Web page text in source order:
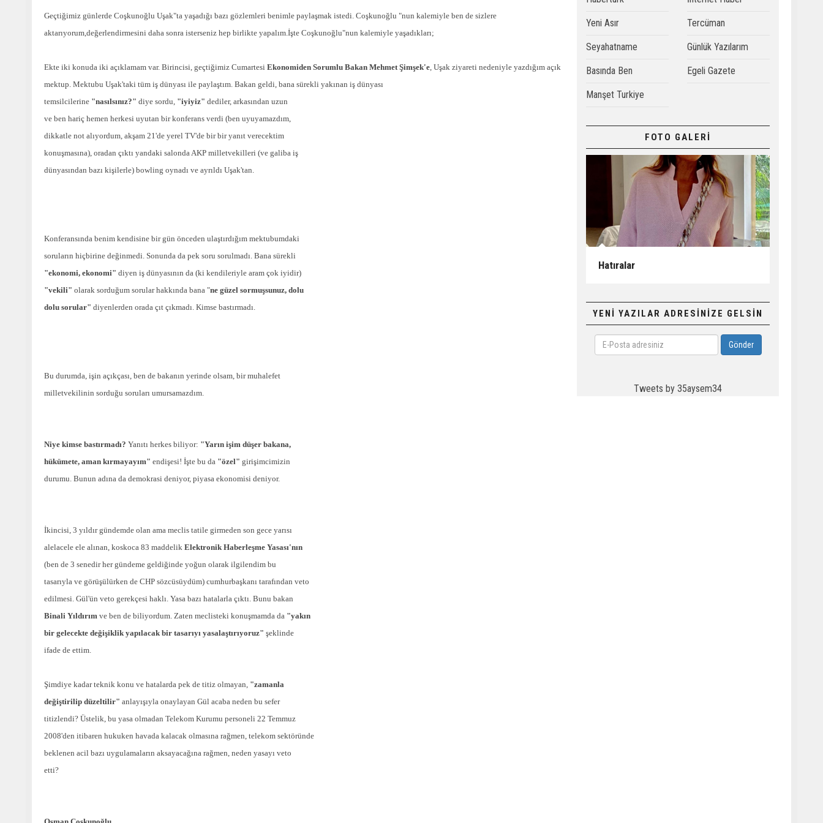
Geçtiğimiz günlerde Coşkunoğlu Uşak"ta yaşadığı bazı gözlemleri benimle paylaşmak istedi. Coşkunoğlu "nun kalemiyle ben de sizlere
aktarıyorum,değerlendirmesini daha sonra isterseniz hep birlikte yapalım.İşte Coşkunoğlu"nun kalemiyle yaşadıkları;
Ekte iki konuda iki açıklamam var. Birincisi, geçtiğimiz Cumartesi Ekonomiden Sorumlu Bakan Mehmet Şimşek'e, Uşak ziyareti nedeniyle yazdığım açık
mektup. Mektubu Uşak'taki tüm iş dünyası ile paylaştım. Bakan geldi, bana sürekli yakınan iş dünyası
temsilcilerine "nasılsınız?" diye sordu, "iyiyiz" dediler, arkasından uzun
ve ben hariç hemen herkesi uyutan bir konferans verdi (ben uyuyamazdım,
dikkatle not alıyordum, akşam 21'de yerel TV'de bir bir yanıt verecektim
konuşmasına), oradan çıktı yandaki salonda AKP milletvekilleri (ve galiba iş
dünyasından bazı kişilerle) bowling oynadı ve ayrıldı Uşak'tan.
Konferansında benim kendisine bir gün önceden ulaştırdığım mektubumdaki
soruların hiçbirine değinmedi. Sonunda da pek soru sorulmadı. Bana sürekli
"ekonomi, ekonomi" diyen iş dünyasının da (ki kendileriyle aram çok iyidir)
"vekili" olarak sorduğum sorular hakkında bana "ne güzel sormuşsunuz, dolu
dolu sorular" diyenlerden orada çıt çıkmadı. Kimse bastırmadı.
Bu durumda, işin açıkçası, ben de bakanın yerinde olsam, bir muhalefet
milletvekilinin sorduğu soruları umursamazdım.
Niye kimse bastırmadı? Yanıtı herkes biliyor: "Yarın işim düşer bakana,
hükümete, aman kırmayayım" endişesi! İşte bu da "özel" girişimcimizin
durumu. Bunun adına da demokrasi deniyor, piyasa ekonomisi deniyor.
İkincisi, 3 yıldır gündemde olan ama meclis tatile girmeden son gece yarısı
alelacele ele alınan, koskoca 83 maddelik Elektronik Haberleşme Yasası'nın
(ben de 3 senedir her gündeme geldiğinde yoğun olarak ilgilendim bu
tasarıyla ve görüşülürken de CHP sözcüsüydüm) cumhurbaşkanı tarafından veto
edilmesi. Gül'ün veto gerekçesi haklı. Yasa bazı hatalarla çıktı. Bunu bakan
Binali Yıldırım ve ben de biliyordum. Zaten meclisteki konuşmamda da "yakın
bir gelecekte değişiklik yapılacak bir tasarıyı yasalaştırıyoruz" şeklinde
ifade de ettim.
Şimdiye kadar teknik konu ve hatalarda pek de titiz olmayan, "zamanla
değiştirilip düzeltilir" anlayışıyla onaylayan Gül acaba neden bu sefer
titizlendi? Üstelik, bu yasa olmadan Telekom Kurumu personeli 22 Temmuz
2008'den itibaren hukuken havada kalacak olmasına rağmen, telekom sektöründe
beklenen acil bazı uygulamaların aksayacağına rağmen, neden yasayı veto
etti?
Yeni Asır Tercüman
Seyahatname Günlük Yazılarım
Basında Ben Egeli Gazete
Manşet Turkiye
FOTO GALERİ
Hatıralar
YENİ YAZILAR ADRESİNİZE GELSİN
E-
Posta
Gönder
Tweets by 35aysem34